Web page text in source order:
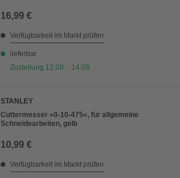
16,99 €
Verfügbarkeit im Markt prüfen
lieferbar
Zustellung 12.08. - 14.08.
STANLEY
Cuttermesser »0-10-475«, für allgemeine
Schneidearbeiten, gelb
10,99 €
Verfügbarkeit im Markt prüfen